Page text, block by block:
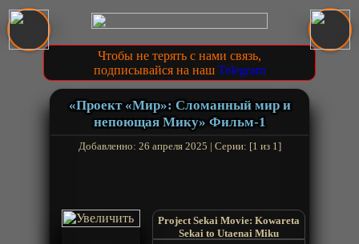
Чтобы не терять с нами связь,
подписывайся на наш Telegram
«Проект «Мир»: Сломанный мир и
непоющая Мику» Фильм-1
Добавленно: 26 апреля 2025 | Серии: [1 из 1]
Project Sekai Movie: Kowareta
Sekai to Utaenai Miku